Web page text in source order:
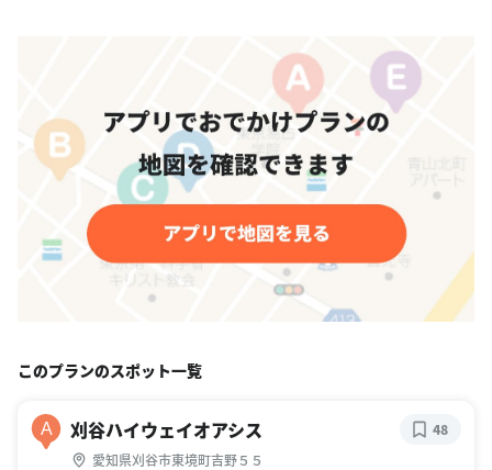
このプランのスポット一覧
A 刈谷ハイウェイオアシス
愛知県刈谷市東境町吉野５５
48